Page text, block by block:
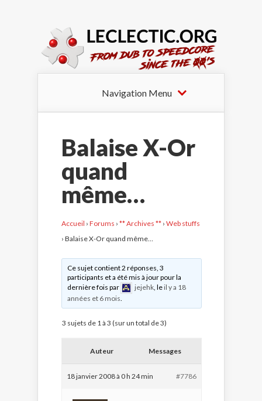
Navigation Menu
Balaise X-Or
quand
même…
Accueil › Forums › ** Archives ** › Web stuffs
› Balaise X-Or quand même…
Ce sujet contient 2 réponses, 3
participants et a été mis à jour pour la
dernière fois par
jejehk , leil y a 18
années et 6 mois
3 sujets de 1 à 3 (sur un total de 3)
Auteur Messages
18 janvier 2008 à 0 h 24 min #7786